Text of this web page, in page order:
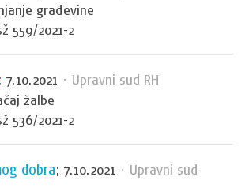
građevine
559/2021-2
; 7.10.2021 · Upravni sud RH
žalbe
536/2021-2
dobra; 7.10.2021 · Upravni sud